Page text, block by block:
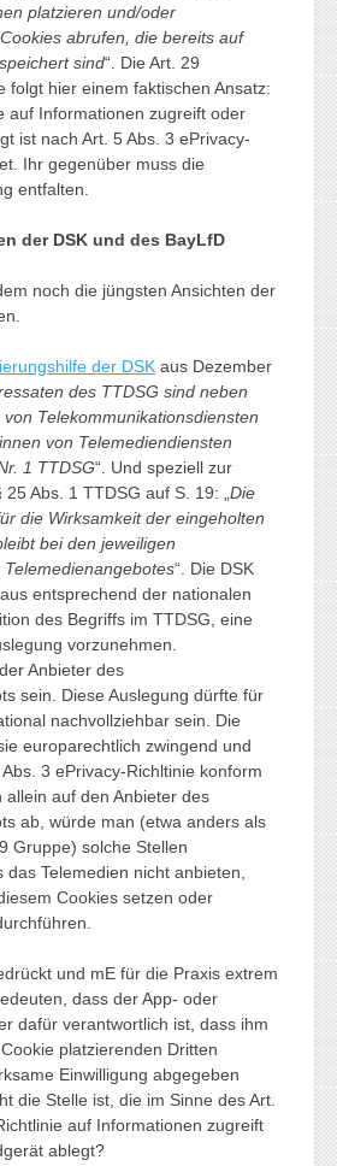
platzieren und/oder
abrufen, die bereits auf
sind“. Die Art. 29
folgt hier einem faktischen Ansatz:
auf Informationen zugreift oder
ist nach Art. 5 Abs. 3 ePrivacy-
Ihr gegenüber muss die
entfalten.
der DSK und des BayLfD
noch die jüngsten Ansichten der
der DSKaus Dezember
des TTDSG sind neben
Telekommunikationsdiensten
von Telemediendiensten
1 TTDSG“. Und speziell zur
Abs. 1 TTDSG auf S. 19: „ Die
die Wirksamkeit der eingeholten
bei den jeweiligen
“. Die DSK
entsprechend der nationalen
des Begriffs im TTDSG, eine
vorzunehmen.
Anbieter des
sein. Diese Auslegung dürfte für
nachvollziehbar sein. Die
europarechtlich zwingend und
3 ePrivacy-Richltinie konform
allein auf den Anbieter des
ab, würde man (etwa anders als
Gruppe) solche Stellen
Telemedien nicht anbieten,
Cookies setzen oder
und mE für die Praxis extrem
dass der App- oder
dafür verantwortlich ist, dass ihm
platzierenden Dritten
Einwilligung abgegeben
die Stelle ist, die im Sinne des Art.
auf Informationen zugreift
ablegt?